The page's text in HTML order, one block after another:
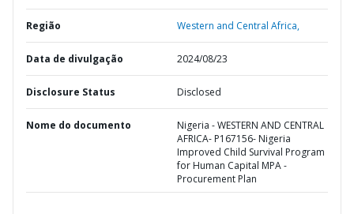
Região Western and Central Africa,
Data de divulgação 2024/08/23
Disclosure Status Disclosed
Nome do documento
Nigeria - WESTERN AND CENTRAL
AFRICA- P167156- Nigeria
Improved Child Survival Program
for Human Capital MPA -
Procurement Plan